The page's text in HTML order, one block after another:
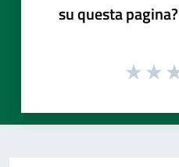
su questa pagina?